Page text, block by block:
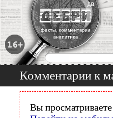
Комментарии к
Вы